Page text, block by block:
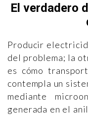
El verdadero
Producir
del problema; la
es cómo
contempla un
mediante
generada en el